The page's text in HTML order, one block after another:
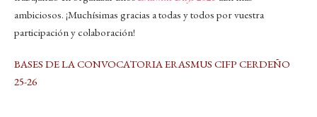
ambiciosos. ¡Muchísimas gracias a todas y todos por vuestra
participación y colaboración!
BASES DE LA CONVOCATORIA ERASMUS CIFP CERDEÑO
25-26